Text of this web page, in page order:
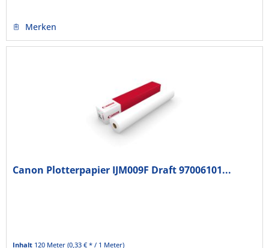
Merken
Canon Plotterpapier IJM009F Draft 97006101...
Inhalt 120 Meter(0,33 € * / 1 Meter)